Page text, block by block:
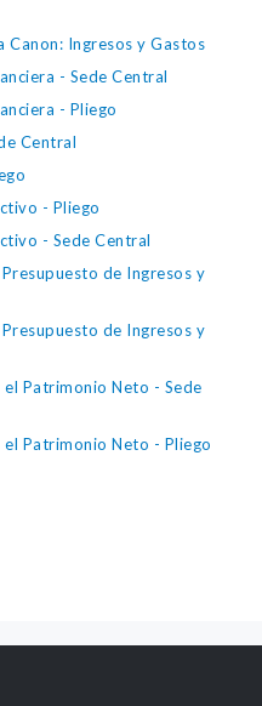
Canon: Ingresos y Gastos
- Sede Central
- Pliego
Central
- Pliego
- Sede Central
de Ingresos y
de Ingresos y
Patrimonio Neto - Sede
Patrimonio Neto - Pliego